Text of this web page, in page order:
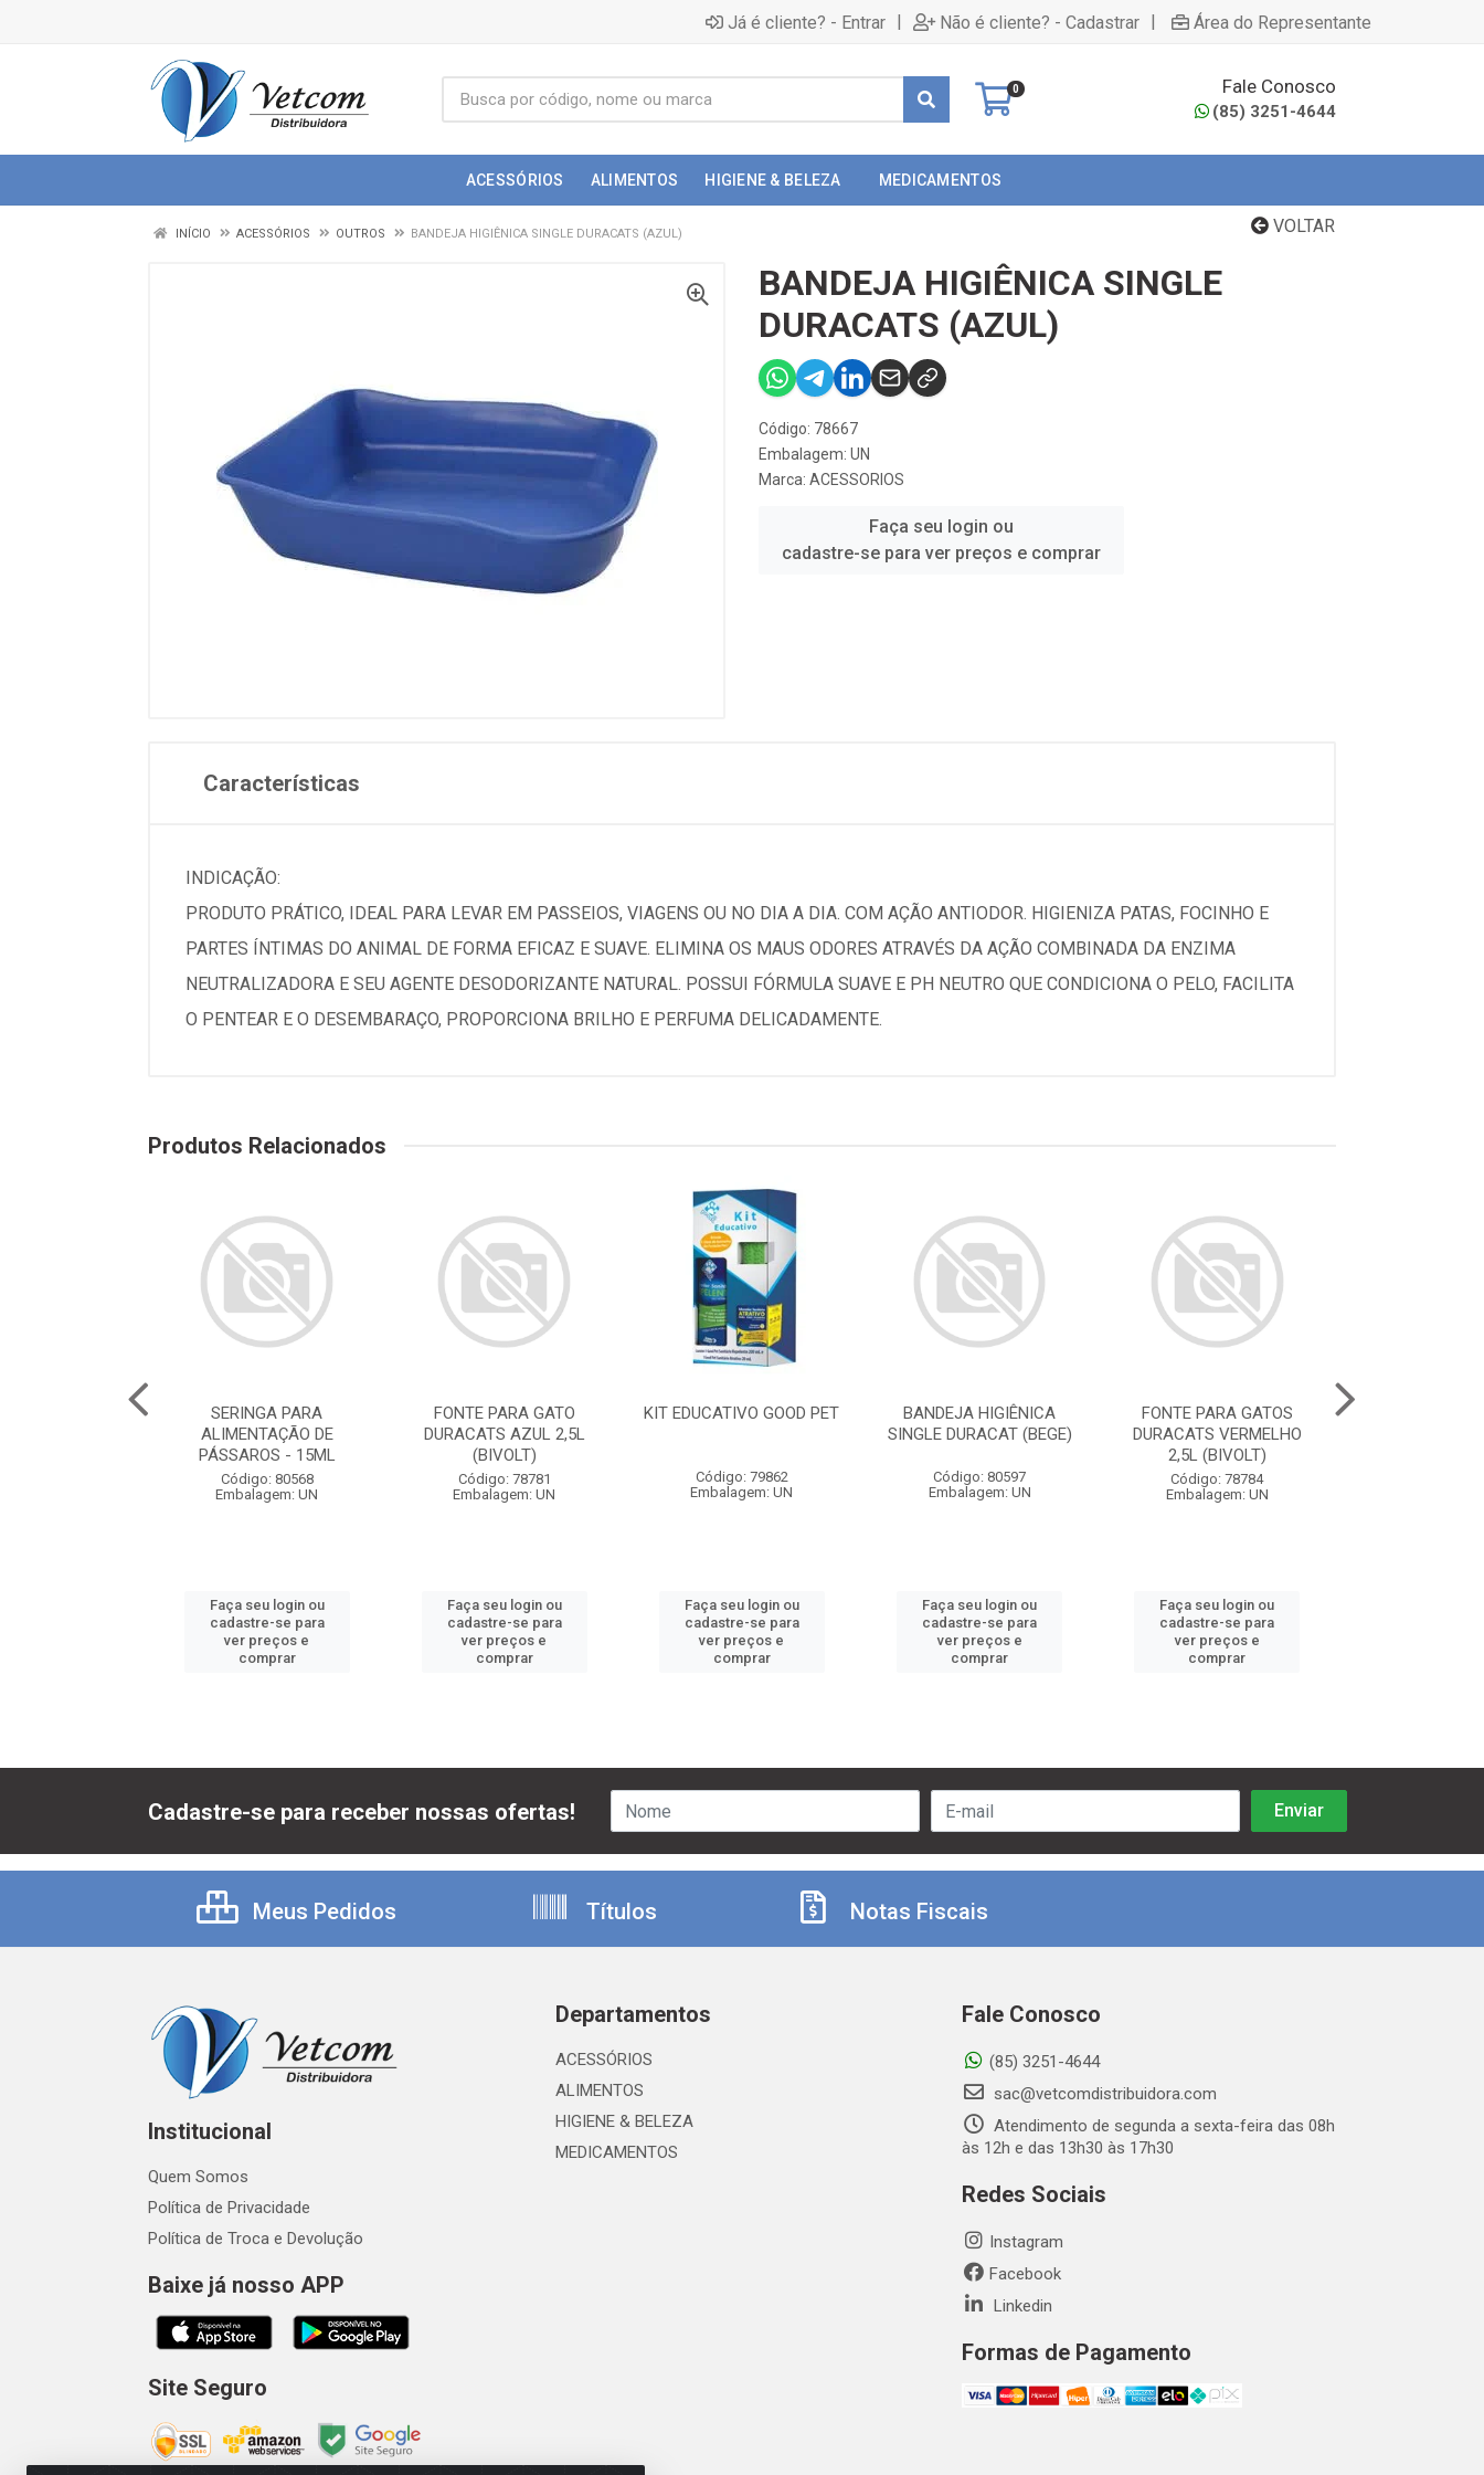
Já é cliente? - Entrar | Não é cliente? - Cadastrar | Área do Representante
0 Fale Conosco
(85) 3251-4644
ACESSÓRIOS ALIMENTOS HIGIENE & BELEZA MEDICAMENTOS
VOLTAR
INÍCIO ACESSÓRIOS OUTROS BANDEJA HIGIÊNICA SINGLE DURACATS (AZUL)
BANDEJA HIGIÊNICA SINGLE
DURACATS (AZUL)
Código: 78667
Embalagem: UN
Marca: ACESSORIOS
Faça seu login ou
cadastre-se para ver preços e comprar
Características
INDICAÇÃO:
PRODUTO PRÁTICO, IDEAL PARA LEVAR EM PASSEIOS, VIAGENS OU NO DIA A DIA. COM AÇÃO ANTIODOR. HIGIENIZA PATAS, FOCINHO E
PARTES ÍNTIMAS DO ANIMAL DE FORMA EFICAZ E SUAVE. ELIMINA OS MAUS ODORES ATRAVÉS DA AÇÃO COMBINADA DA ENZIMA
NEUTRALIZADORA E SEU AGENTE DESODORIZANTE NATURAL. POSSUI FÓRMULA SUAVE E PH NEUTRO QUE CONDICIONA O PELO, FACILITA
O PENTEAR E O DESEMBARAÇO, PROPORCIONA BRILHO E PERFUMA DELICADAMENTE.
Produtos Relacionados
SERINGA PARA
ALIMENTAÇÃO DE
PÁSSAROS - 15ML
Código: 80568
Embalagem: UN
Faça seu login ou
cadastre-se para
ver preços e
comprar
FONTE PARA GATO
DURACATS AZUL 2,5L
(BIVOLT)
Código: 78781
Embalagem: UN
Faça seu login ou
cadastre-se para
ver preços e
comprar
KIT EDUCATIVO GOOD PET
Código: 79862
Embalagem: UN
Faça seu login ou
cadastre-se para
ver preços e
comprar
BANDEJA HIGIÊNICA
SINGLE DURACAT (BEGE)
Código: 80597
Embalagem: UN
Faça seu login ou
cadastre-se para
ver preços e
comprar
FONTE PARA GATOS
DURACATS VERMELHO
2,5L (BIVOLT)
Código: 78784
Embalagem: UN
Faça seu login ou
cadastre-se para
ver preços e
comprar
Cadastre-se para receber nossas ofertas!
Meus Pedidos Títulos Notas Fiscais
Institucional
Quem Somos
Política de Privacidade
Política de Troca e Devolução
Baixe já nosso APP
Site Seguro
Departamentos
ACESSÓRIOS
ALIMENTOS
HIGIENE & BELEZA
MEDICAMENTOS
Fale Conosco
(85) 3251-4644
sac@vetcomdistribuidora.com
Atendimento de segunda a sexta-feira das 08h
às 12h e das 13h30 às 17h30
Redes Sociais
Instagram
Facebook
Linkedin
Formas de Pagamento